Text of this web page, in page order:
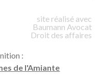
site réalisé avec
Baumann Avocat
Droit des affaires
:
de l'Amiante